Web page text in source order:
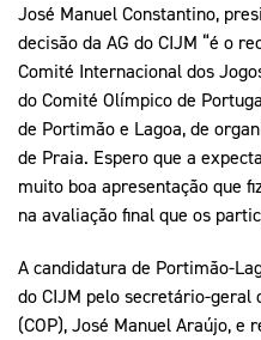
José Manuel Constantino,
decisão da AG do CIJM “é o
Comité Internacional dos
do Comité Olímpico de
de Portimão e Lagoa, de
de Praia. Espero que a
muito boa apresentação que
na avaliação final que os
A candidatura de Portimão-
do CIJM pelo secretário-geral
(COP), José Manuel Araújo, e